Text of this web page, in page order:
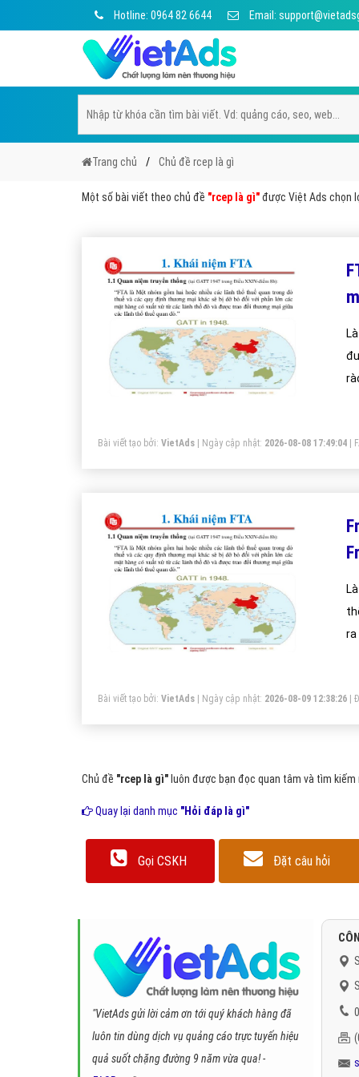
Hotline: 0964 82 6644 Email:
Trang chủ Chủ đề rcep là gì
Một số bài viết theo chủ đề "rcep là gì"được Việt Ads chọn
Bài viết tạo bởi: VietAds | Ngày cập nhật: 2026-08-08 17:49:04
ra
Bài viết tạo bởi: VietAds | Ngày cập nhật: 2026-08-09 12:38:26
Chủ đề "rcep là gì" luôn được bạn đọc quan tâm và tìm
Quay lại danh mục "Hỏi đáp là gì"
Gọi CSKH Đặt câu hỏi
"VietAds gửi lời cảm ơn tới quý khách hàng đã
luôn tin dùng dịch vụ quảng cáo trực tuyến hiệu
quả suốt chặng đường 9 năm vừa qua! -